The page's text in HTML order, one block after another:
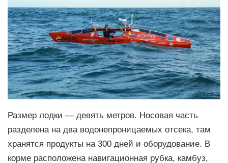
Размер лодки — девять метров. Носовая часть
разделена на два водонепроницаемых отсека, там
хранятся продукты на 300 дней и оборудование. В
корме расположена навигационная рубка, камбуз,